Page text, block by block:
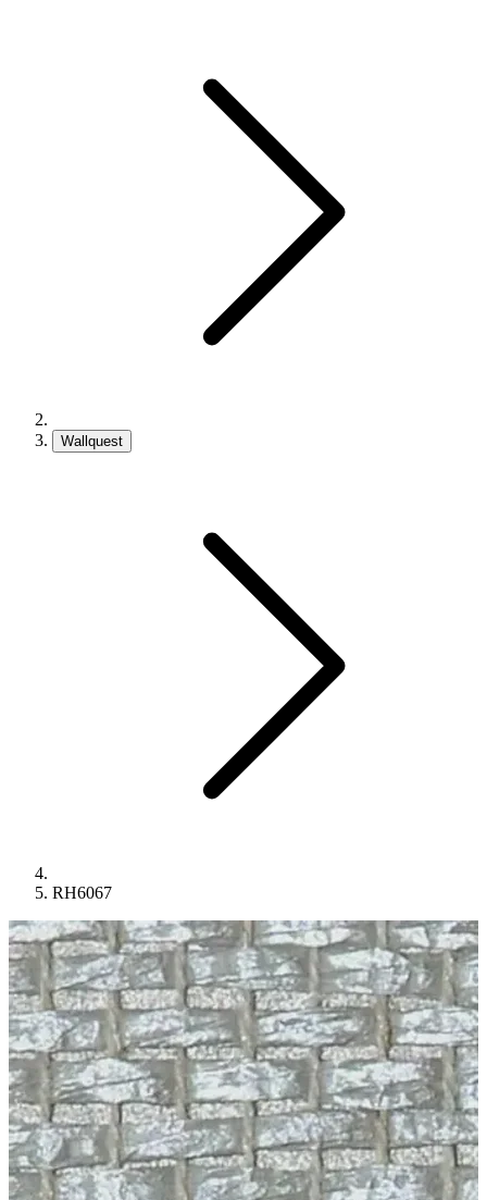
Wallquest
RH6067